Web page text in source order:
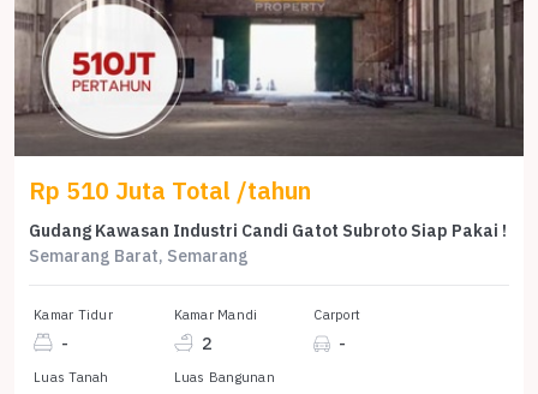
Rp 510 Juta Total /tahun
Gudang Kawasan Industri Candi Gatot Subroto Siap Pakai !
Semarang Barat, Semarang
Kamar Tidur
-
Kamar Mandi
2
Carport
-
Luas Tanah Luas Bangunan